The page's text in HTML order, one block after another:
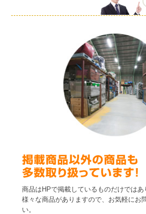
商品はHPで掲載しているものだけではあ
様々な商品がありますので、お気軽にお
い。